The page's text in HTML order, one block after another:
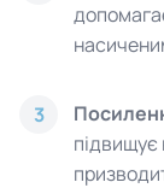
3
підвищує